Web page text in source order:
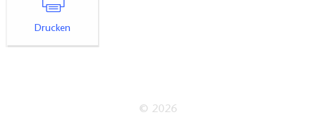
Drucken
© 2026